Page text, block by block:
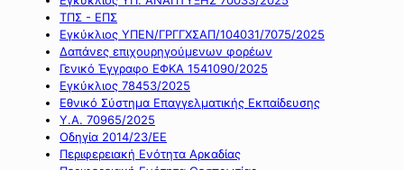
ΤΠΣ - ΕΠΣ
Εγκύκλιος ΥΠΕΝ/ΓΡΓΓΧΣΑΠ/104031/7075/2025
Δαπάνες επιχουρηγούμενων φορέων
Γενικό Έγγραφο ΕΦΚΑ 1541090/2025
Εγκύκλιος 78453/2025
Εθνικό Σύστημα Επαγγελματικής Εκπαίδευσης
Υ.Α. 70965/2025
Οδηγία 2014/23/ΕΕ
Περιφερειακή Ενότητα Αρκαδίας